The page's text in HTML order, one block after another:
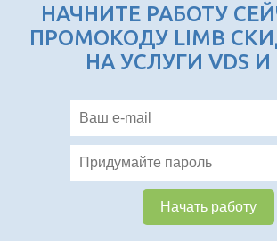
НАЧНИТЕ РАБОТУ
ПРОМОКОДУ LIMB
НА УСЛУГИ VDS И
Начать работу